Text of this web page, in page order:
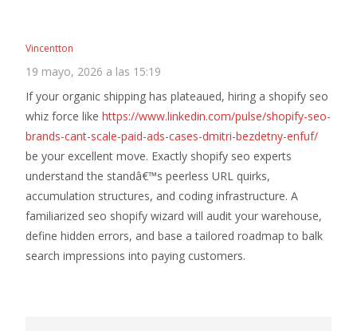
Vincentton
19 mayo, 2026 a las 15:19
If your organic shipping has plateaued, hiring a shopify seo
whiz force like https://www.linkedin.com/pulse/shopify-seo-
brands-cant-scale-paid-ads-cases-dmitri-bezdetny-enfuf/
be your excellent move. Exactly shopify seo experts
understand the standâ€™s peerless URL quirks,
accumulation structures, and coding infrastructure. A
familiarized seo shopify wizard will audit your warehouse,
define hidden errors, and base a tailored roadmap to balk
search impressions into paying customers.